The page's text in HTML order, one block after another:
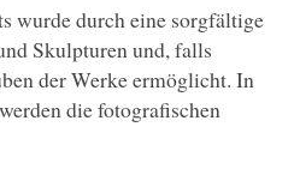
wurde durch eine sorgfältige
Skulpturen und, falls
der Werke ermöglicht. In
die fotografischen